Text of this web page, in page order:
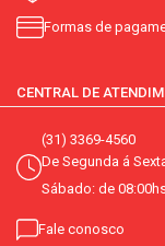
Formas de
CENTRAL DE
(31) 3369-4560
De Segunda á
Sábado: de
Fale conosco